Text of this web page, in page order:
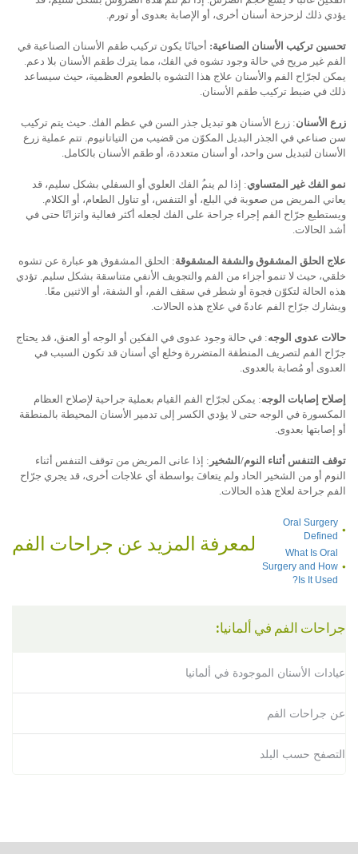
يؤدي ذلك لزحزحة أسنان أخرى، أو الإصابة بعدوى أو تورم.
تحسين تركيب الأسنان الصناعية: أحيانًا يكون تركيب طقم الأسنان الصناعية في
الفم غير مريح في حالة وجود تشوه في الفك، مما يترك طقم الأسنان بلا دعم.
يمكن لجرّاح الفم والأسنان علاج هذا التشوه بالطعوم العظمية، حيث سيساعد
ذلك في ضبط تركيب طقم الأسنان.
زرع الأسنان: زرع الأسنان هو تبديل جذر السن في عظم الفك. حيث يتم تركيب
سن صناعي في الجذر البديل المكوّن من قضيب من التياتانيوم. تتم عملية زرع
الأسنان لتبديل سن واحد، أو أسنان متعددة، أو طقم الأسنان بالكامل.
نمو الفك غير المتساوي: إذا لم ينم الفك العلوي أو السفلي بشكل سليم، قد
يعاني المريض من صعوبة في البلع، أو التنفس، أو تناول الطعام، أو الكلام.
ويستطيع جرّاح الفم إجراء جراحة على الفك لجعله أكثر فعالية واتزانًا حتى في
أشد الحالات.
علاج الحلق المشقوق والشفة المشقوقة: الحلق المشقوق هو عبارة عن تشوه
خلقي، حيث لا تنمو أجزاء من الفم والتجويف الأنفي متناسقة بشكل سليم. تؤدي
هذه الحالة لتكوّن فجوة أو شطر في سقف الفم، أو الشفة، أو الاثنين معًا.
ويشارك جرّاح الفم عادةً في علاج هذه الحالات.
حالات عدوى الوجه: في حالة وجود عدوى في الفكين أو الوجه أو العنق، قد يحتاج
جرّاح الفم لتصريف المنطقة المتضررة وخلع أي أسنان قد تكون السبب في
العدوى أو مُصابة بالعدوى.
إصلاح إصابات الوجه: يمكن لجرّاح الفم القيام بعملية جراحية لإصلاح العظام
المكسورة في الوجه حتى لا يؤدي الكسر إلى تدمير الأسنان المحيطة بالمنطقة
أو إصابتها بعدوى.
توقف التنفس أثناء النوم/الشخير : إذا عانى المريض من توقف التنفس أثناء
النوم أو من الشخير الحاد ولم يتعافَ بواسطة أي علاجات أخرى، قد يجري جرّاح
الفم جراحة لعلاج هذه الحالات.
لمعرفة المزيد عن جراحات الفم
Oral Surgery
Defined
What Is Oral
Surgery and How
Is It Used?
جراحات الفم في ألمانيا:
عيادات الأسنان الموجودة في ألمانيا
عن جراحات الفم
التصفح حسب البلد